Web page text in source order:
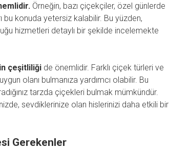
Örneğin, bazı çiçekçiler, özel günlerde
bu konuda yetersiz kalabilir. Bu yüzden,
hizmetleri detaylı bir şekilde incelemekte
çeşitliliğide önemlidir. Farklı çiçek türleri ve
olanı bulmanıza yardımcı olabilir. Bu
tarzda çiçekleri bulmak mümkündür.
sevdiklerinize olan hislerinizi daha etkili bir
Gerekenler